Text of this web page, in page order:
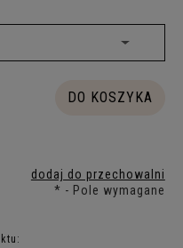
DO KOSZYKA
dodaj do przechowalni
* - Pole wymagane